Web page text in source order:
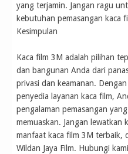
yang terjamin. Jangan ragu
kebutuhan pemasangan kaca
Kesimpulan
Kaca film 3M adalah pilihan
dan bangunan Anda dari
privasi dan keamanan.
penyedia layanan kaca film,
pengalaman pemasangan
memuaskan. Jangan lewatkan
manfaat kaca film 3M terbaik,
Wildan Jaya Film. Hubungi